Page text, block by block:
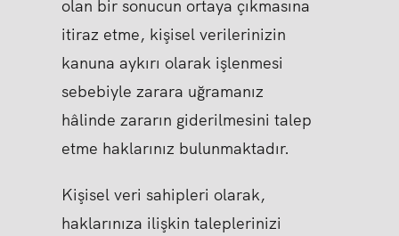
olan bir sonucun ortaya çıkmasına
itiraz etme, kişisel verilerinizin
kanuna aykırı olarak işlenmesi
sebebiyle zarara uğramanız
hâlinde zararın giderilmesini talep
etme haklarınız bulunmaktadır.
Kişisel veri sahipleri olarak,
haklarınıza ilişkin taleplerinizi